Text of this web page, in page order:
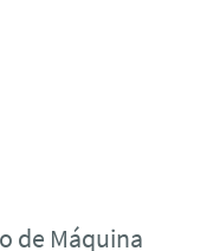
de Máquina